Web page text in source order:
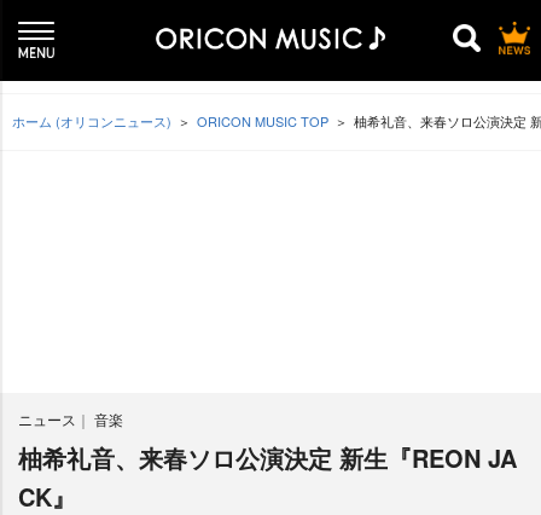
ホーム (オリコンニュース) ORICON MUSIC TOP 柚希礼音、来春ソロ公演決定
ニュース 音楽
柚希礼音、来春ソロ公演決定 新生『REON JA
CK』